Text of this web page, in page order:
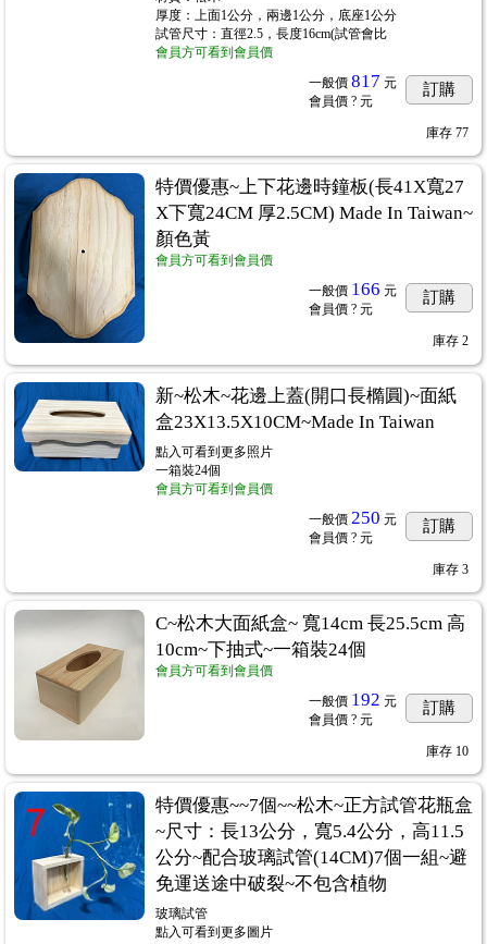
厚度：上面1公分，兩邊1公分，底座1公分
試管尺寸：直徑2.5，長度16cm(試管會比
會員方可看到會員價
一般價 817 元
會員價 ? 元
訂購
庫存 77
特價優惠~上下花邊時鐘板(長41X寬27
X下寬24CM 厚2.5CM) Made In Taiwan~
顏色黃
會員方可看到會員價
一般價 166 元
會員價 ? 元
訂購
庫存 2
新~松木~花邊上蓋(開口長橢圓)~面紙
盒23X13.5X10CM~Made In Taiwan
點入可看到更多照片
一箱裝24個
會員方可看到會員價
一般價 250 元
會員價 ? 元
訂購
庫存 3
C~松木大面紙盒~ 寬14cm 長25.5cm 高
10cm~下抽式~一箱裝24個
會員方可看到會員價
一般價 192 元
會員價 ? 元
訂購
庫存 10
特價優惠~~7個~~松木~正方試管花瓶盒
~尺寸：長13公分，寬5.4公分，高11.5
公分~配合玻璃試管(14CM)7個一組~避
免運送途中破裂~不包含植物
玻璃試管
點入可看到更多圖片